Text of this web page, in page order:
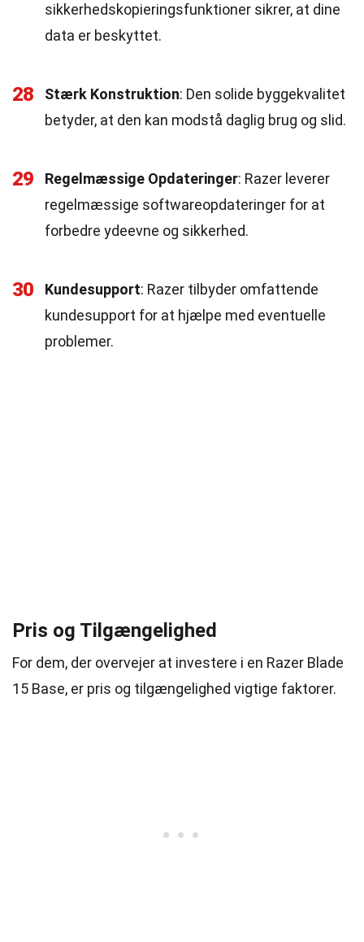
sikkerhedskopieringsfunktioner sikrer, at dine
data er beskyttet.
28 Stærk Konstruktion: Den solide byggekvalitet
betyder, at den kan modstå daglig brug og slid.
29 Regelmæssige Opdateringer: Razer leverer
regelmæssige softwareopdateringer for at
forbedre ydeevne og sikkerhed.
30 Kundesupport: Razer tilbyder omfattende
kundesupport for at hjælpe med eventuelle
problemer.
Pris og Tilgængelighed
For dem, der overvejer at investere i en Razer Blade
15 Base, er pris og tilgængelighed vigtige faktorer.